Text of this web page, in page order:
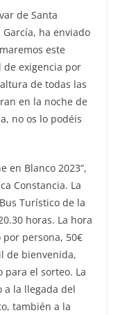
de Santa
ha enviado
este
de exigencia por
de todas las
en la noche de
no os lo podéis
en Blanco 2023”,
Constancia. La
Turístico de la
horas. La hora
por persona, 50€
de bienvenida,
para el sorteo. La
a la llegada del
también a la